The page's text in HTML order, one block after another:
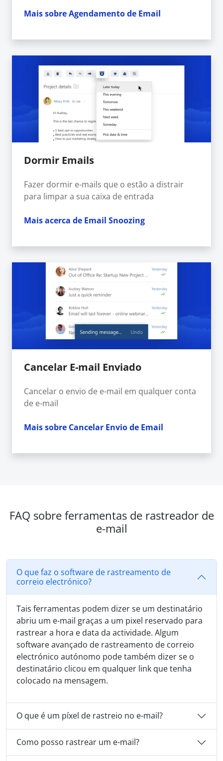
Mais sobre Agendamento de Email
Dormir Emails
Fazer dormir e-mails que o estão a distrair
para limpar a sua caixa de entrada
Mais acerca de Email Snoozing
Cancelar E-mail Enviado
Cancelar o envio de e-mail em qualquer conta
de e-mail
Mais sobre Cancelar Envio de Email
FAQ sobre ferramentas de rastreador de
e-mail
O que faz o software de rastreamento de
correio electrónico?
Tais ferramentas podem dizer se um destinatário
abriu um e-mail graças a um pixel reservado para
rastrear a hora e data da actividade. Algum
software avançado de rastreamento de correio
electrónico autónomo pode também dizer se o
destinatário clicou em qualquer link que tenha
colocado na mensagem.
O que é um píxel de rastreio no e-mail?
Como posso rastrear um e-mail?